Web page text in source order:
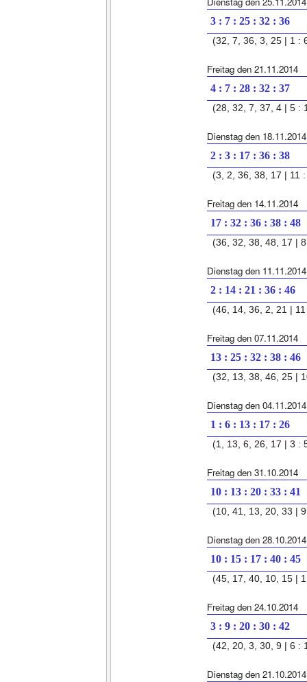
3 : 7 : 25 : 32 : 36
(32, 7, 36, 3, 25 | 1 :
Freitag den 21.11.2014
4 : 7 : 28 : 32 : 37
(28, 32, 7, 37, 4 | 5 :
Dienstag den 18.11.2014
2 : 3 : 17 : 36 : 38
(3, 2, 36, 38, 17 | 11
Freitag den 14.11.2014
17 : 32 : 36 : 38 : 48
(36, 32, 38, 48, 17 |
Dienstag den 11.11.2014
2 : 14 : 21 : 36 : 46
(46, 14, 36, 2, 21 |
Freitag den 07.11.2014
13 : 25 : 32 : 38 : 46
(32, 13, 38, 46, 25 |
Dienstag den 04.11.2014
1 : 6 : 13 : 17 : 26
(1, 13, 6, 26, 17 | 3 :
Freitag den 31.10.2014
10 : 13 : 20 : 33 : 41
(10, 41, 13, 20, 33 |
Dienstag den 28.10.2014
10 : 15 : 17 : 40 : 45
(45, 17, 40, 10, 15 |
Freitag den 24.10.2014
3 : 9 : 20 : 30 : 42
(42, 20, 3, 30, 9 | 6 :
Dienstag den 21.10.2014